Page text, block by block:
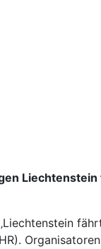
Liechtenstein